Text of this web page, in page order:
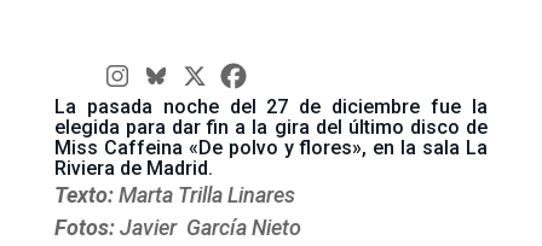
La pasada noche del 27 de diciembre fue la
elegida para dar fin a la gira del último disco de
Miss Caffeina «De polvo y flores», en la sala La
Riviera de Madrid.
Texto: Marta Trilla Linares
Fotos: Javier García Nieto